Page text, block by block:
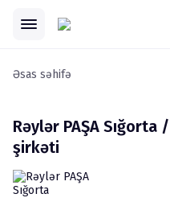
Əsas səhifə
Rəylər PAŞA Sığorta
şirkəti